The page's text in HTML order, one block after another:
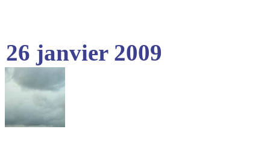
26 janvier 2009